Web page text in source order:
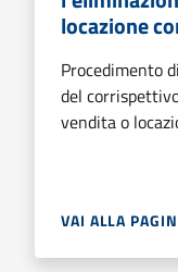
locazione
Procedimento
del
vendita o
VAI ALLA